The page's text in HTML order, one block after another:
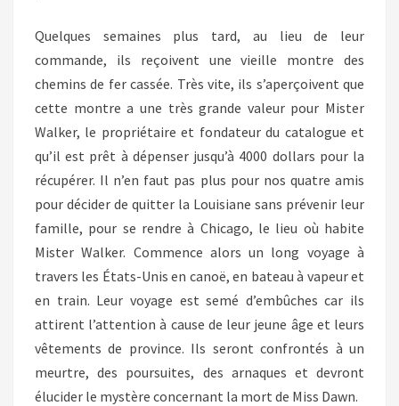
Quelques semaines plus tard, au lieu de leur
commande, ils reçoivent une vieille montre des
chemins de fer cassée. Très vite, ils s’aperçoivent que
cette montre a une très grande valeur pour Mister
Walker, le propriétaire et fondateur du catalogue et
qu’il est prêt à dépenser jusqu’à 4000 dollars pour la
récupérer. Il n’en faut pas plus pour nos quatre amis
pour décider de quitter la Louisiane sans prévenir leur
famille, pour se rendre à Chicago, le lieu où habite
Mister Walker. Commence alors un long voyage à
travers les États-Unis en canoë, en bateau à vapeur et
en train. Leur voyage est semé d’embûches car ils
attirent l’attention à cause de leur jeune âge et leurs
vêtements de province. Ils seront confrontés à un
meurtre, des poursuites, des arnaques et devront
élucider le mystère concernant la mort de Miss Dawn.